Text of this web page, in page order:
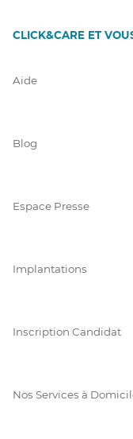
CLICK&CARE ET
Aide
Blog
Espace Presse
Implantations
Inscription Candidat
Nos Services à